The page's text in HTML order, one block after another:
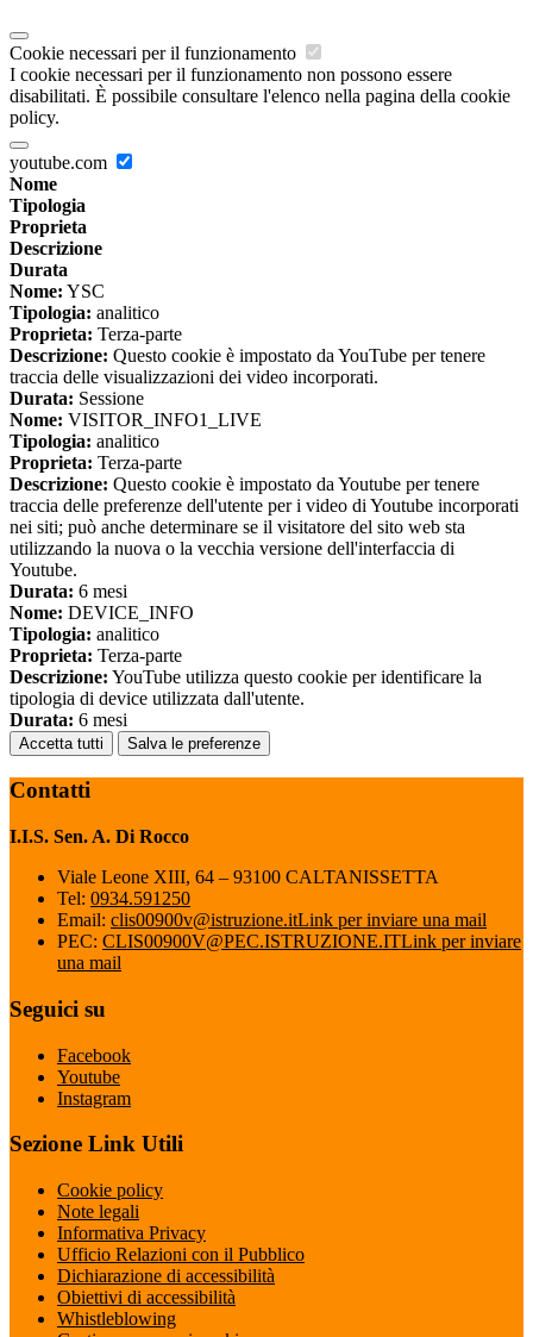
Cookie necessari per il funzionamento
I cookie necessari per il funzionamento non possono essere
disabilitati. È possibile consultare l'elenco nella pagina della cookie
policy.
youtube.com
Nome
Tipologia
Proprieta
Descrizione
Durata
Nome: YSC
Tipologia: analitico
Proprieta: Terza-parte
Descrizione: Questo cookie è impostato da YouTube per tenere
traccia delle visualizzazioni dei video incorporati.
Durata: Sessione
Nome: VISITOR_INFO1_LIVE
Tipologia: analitico
Proprieta: Terza-parte
Descrizione: Questo cookie è impostato da Youtube per tenere
traccia delle preferenze dell'utente per i video di Youtube incorporati
nei siti; può anche determinare se il visitatore del sito web sta
utilizzando la nuova o la vecchia versione dell'interfaccia di
Youtube.
Durata: 6 mesi
Nome: DEVICE_INFO
Tipologia: analitico
Proprieta: Terza-parte
Descrizione: YouTube utilizza questo cookie per identificare la
tipologia di device utilizzata dall'utente.
Durata: 6 mesi
Accetta tutti Salva le preferenze
Contatti
I.I.S. Sen. A. Di Rocco
Viale Leone XIII, 64 – 93100 CALTANISSETTA
Tel: 0934.591250
Email: clis00900v@istruzione.itLink per inviare una mail
PEC: CLIS00900V@PEC.ISTRUZIONE.ITLink per inviare
una mail
Seguici su
Facebook
Youtube
Instagram
Sezione Link Utili
Cookie policy
Note legali
Informativa Privacy
Ufficio Relazioni con il Pubblico
Dichiarazione di accessibilità
Obiettivi di accessibilità
Whistleblowing